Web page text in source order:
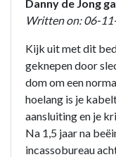
Danny de Jong
Written on: 06-
Kijk uit met dit
geknepen door
dom om een
hoelang is je
aansluiting en je
Na 1,5 jaar na
incassobureau